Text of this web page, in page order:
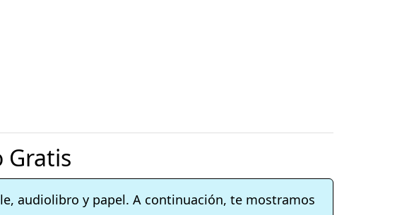
Gratis
audiolibro y papel. A continuación, te mostramos